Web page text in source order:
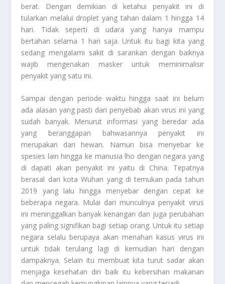
berat. Dengan demikian di ketahui penyakit ini di
tularkan melalui droplet yang tahan dalam 1 hingga 14
hari. Tidak seperti di udara yang hanya mampu
bertahan selama 1 hari saja. Untuk itu bagi kita yang
sedang mengalami sakit di sarankan dengan baiknya
wajib mengenakan masker untuk meminimalisir
penyakit yang satu ini.
Sampai dengan periode waktu hingga saat ini belum
ada alasan yang pasti dari penyebab akan virus ini yang
sudah banyak. Menurut informasi yang beredar ada
yang beranggapan bahwasannya penyakit ini
merupakan dari hewan. Namun bisa menyebar ke
spesies lain hingga ke manusia lho dengan negara yang
di dapati akan penyakit ini yaitu di China. Tepatnya
berasal dari kota Wuhan yang di temukan pada tahun
2019 yang lalu hingga menyebar dengan cepat ke
beberapa negara. Mulai dari munculnya penyakit virus
ini meninggalkan banyak kenangan dan juga perubahan
yang paling signifikan bagi setiap orang. Untuk itu setiap
negara selalu berupaya akan menahan kasus virus ini
untuk tidak terulang lagi di kemudian hari dengan
dampaknya. Selain itu membuat kita turut sadar akan
menjaga kesehatan diri baik itu kebersihan makanan